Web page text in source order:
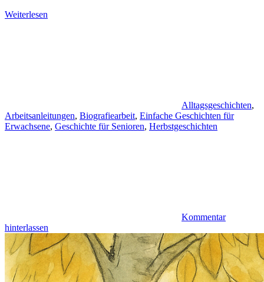
Weiterlesen
Alltagsgeschichten,
Arbeitsanleitungen, Biografiearbeit, Einfache Geschichten für
Erwachsene, Geschichte für Senioren, Herbstgeschichten
Kommentar
hinterlassen